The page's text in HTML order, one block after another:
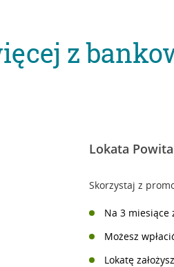
z
Lokata
Skorzystaj z
Na 3 miesiące
Możesz
Lokatę